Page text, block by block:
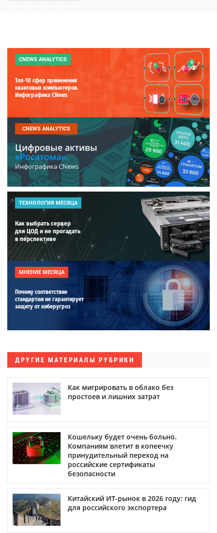
CNEWS ANALYTICS
Топ-10 сфер применения
квантовых компьютеров.
Инфографика CNews
CNEWS ANALYTICS
Цифровые активы
«Росатома».
Инфографика CNews
ТЕХНОЛОГИЯ МЕСЯЦА
Как выбрать сервер
для ЦОД и не прогадать
в перспективе
МНЕНИЕ МЕСЯЦА
Почему соответствие
стандартам не гарантирует
защиту от киберугроз
ДРУГИЕ МАТЕРИАЛЫ РУБРИКИ
Как мигрировать в облако без
простоев и лишних затрат
Кошельку будет очень больно.
Компаниям влетит в копеечку
принудительный переход на
российские сертификаты
безопасности
Китайский ИТ-рынок в 2026 году: гид
для российского экспортера